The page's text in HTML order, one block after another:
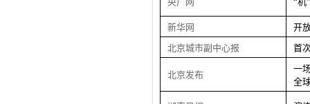
新华网
开
北京城市副中心报
首
北京发布
一
全